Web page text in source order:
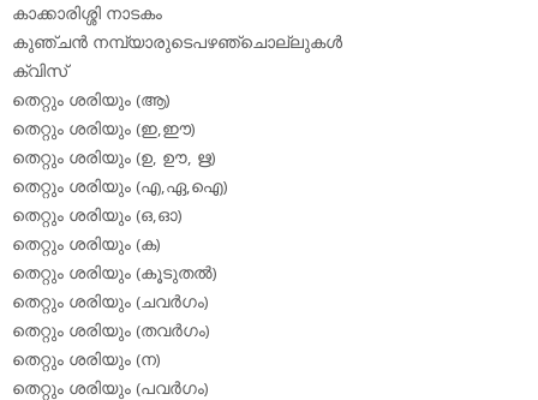
കാക്കാരിശ്ശി നാടകം
കുഞ്ചന്‍ നമ്പ്യാരുടെപഴഞ്ചൊല്ലുകള്‍
ക്വിസ്
തെറ്റും ശരിയും (ആ)
തെറ്റും ശരിയും (ഇ,ഈ)
തെറ്റും ശരിയും (ഉ, ഊ, ഋ)
തെറ്റും ശരിയും (എ,ഏ,ഐ)
തെറ്റും ശരിയും (ഒ,ഓ)
തെറ്റും ശരിയും (ക)
തെറ്റും ശരിയും (കൂടുതല്‍)
തെറ്റും ശരിയും (ചവര്‍ഗം)
തെറ്റും ശരിയും (തവര്‍ഗം)
തെറ്റും ശരിയും (ന)
തെറ്റും ശരിയും (പവര്‍ഗം)